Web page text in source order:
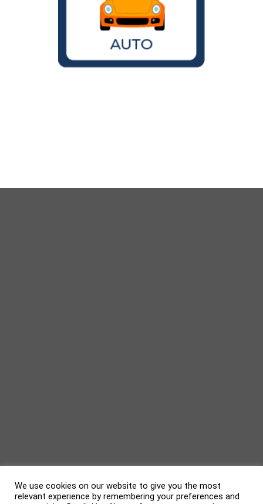
We use cookies on our website to give you the most
relevant experience by remembering your preferences and